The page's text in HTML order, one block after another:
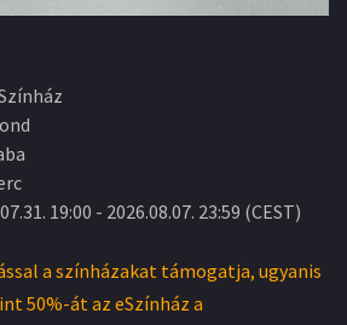
19:00 - 2026.08.07. 23:59 (CEST)
a színházakat támogatja, ugyanis
50%-át az eSzínház a